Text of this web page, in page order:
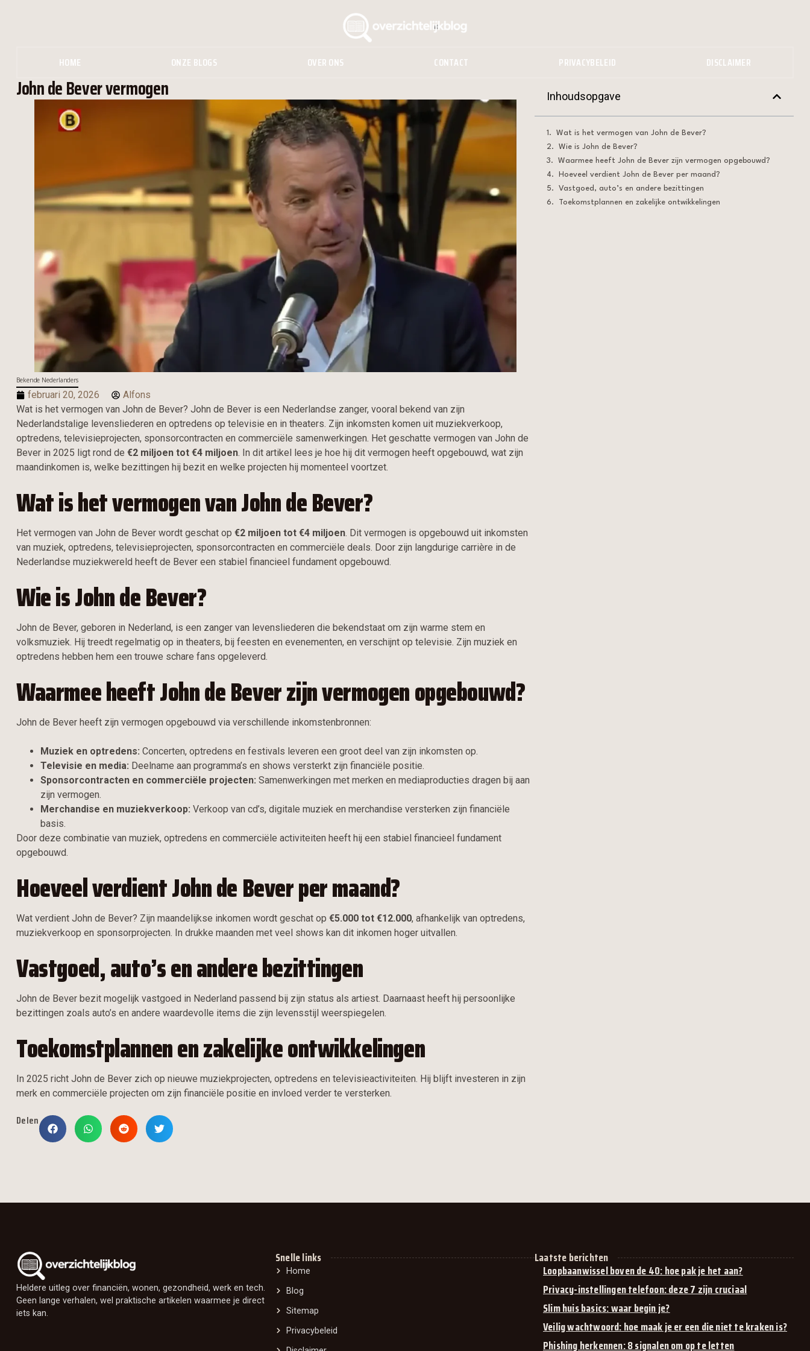
HOME ONZE BLOGS OVER ONS CONTACT PRIVACYBELEID DISCLAIMER
John de Bever vermogen
Bekende Nederlanders
februari 20, 2026
Alfons
Wat is het vermogen van John de Bever? John de Bever is een Nederlandse zanger, vooral bekend van zijn
Nederlandstalige levensliederen en optredens op televisie en in theaters. Zijn inkomsten komen uit muziekverkoop,
optredens, televisieprojecten, sponsorcontracten en commerciële samenwerkingen. Het geschatte vermogen van John de
Bever in 2025 ligt rond de €2 miljoen tot €4 miljoen. In dit artikel lees je hoe hij dit vermogen heeft opgebouwd, wat zijn
maandinkomen is, welke bezittingen hij bezit en welke projecten hij momenteel voortzet.
Wat is het vermogen van John de Bever?
Het vermogen van John de Bever wordt geschat op €2 miljoen tot €4 miljoen. Dit vermogen is opgebouwd uit inkomsten
van muziek, optredens, televisieprojecten, sponsorcontracten en commerciële deals. Door zijn langdurige carrière in de
Nederlandse muziekwereld heeft de Bever een stabiel financieel fundament opgebouwd.
Wie is John de Bever?
John de Bever, geboren in Nederland, is een zanger van levensliederen die bekendstaat om zijn warme stem en
volksmuziek. Hij treedt regelmatig op in theaters, bij feesten en evenementen, en verschijnt op televisie. Zijn muziek en
optredens hebben hem een trouwe schare fans opgeleverd.
Waarmee heeft John de Bever zijn vermogen opgebouwd?
John de Bever heeft zijn vermogen opgebouwd via verschillende inkomstenbronnen:
Muziek en optredens: Concerten, optredens en festivals leveren een groot deel van zijn inkomsten op.
Televisie en media: Deelname aan programma’s en shows versterkt zijn financiële positie.
Sponsorcontracten en commerciële projecten: Samenwerkingen met merken en mediaproducties dragen bij aan
zijn vermogen.
Merchandise en muziekverkoop: Verkoop van cd’s, digitale muziek en merchandise versterken zijn financiële
basis.
Door deze combinatie van muziek, optredens en commerciële activiteiten heeft hij een stabiel financieel fundament
opgebouwd.
Hoeveel verdient John de Bever per maand?
Wat verdient John de Bever? Zijn maandelijkse inkomen wordt geschat op €5.000 tot €12.000, afhankelijk van optredens,
muziekverkoop en sponsorprojecten. In drukke maanden met veel shows kan dit inkomen hoger uitvallen.
Vastgoed, auto’s en andere bezittingen
John de Bever bezit mogelijk vastgoed in Nederland passend bij zijn status als artiest. Daarnaast heeft hij persoonlijke
bezittingen zoals auto’s en andere waardevolle items die zijn levensstijl weerspiegelen.
Toekomstplannen en zakelijke ontwikkelingen
In 2025 richt John de Bever zich op nieuwe muziekprojecten, optredens en televisieactiviteiten. Hij blijft investeren in zijn
merk en commerciële projecten om zijn financiële positie en invloed verder te versterken.
Delen
Inhoudsopgave
Wat is het vermogen van John de Bever?
Wie is John de Bever?
Waarmee heeft John de Bever zijn vermogen opgebouwd?
Hoeveel verdient John de Bever per maand?
Vastgoed, auto’s en andere bezittingen
Toekomstplannen en zakelijke ontwikkelingen
Heldere uitleg over financiën, wonen, gezondheid, werk en tech.
Geen lange verhalen, wel praktische artikelen waarmee je direct
iets kan.
Snelle links
Home
Blog
Sitemap
Privacybeleid
Laatste berichten
Loopbaanwissel boven de 40: hoe pak je het aan?
Privacy-instellingen telefoon: deze 7 zijn cruciaal
Slim huis basics: waar begin je?
Veilig wachtwoord: hoe maak je er een die niet te kraken is?
Phishing herkennen: 8 signalen om op te letten